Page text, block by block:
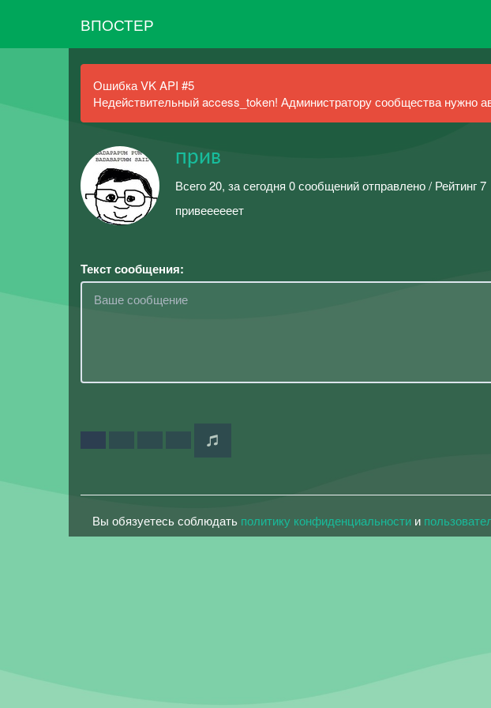
ВПОСТЕР
Ошибка VK API #5
Недействительный access_token! Администратору сообщества нужно
прив
Всего 20, за сегодня 0 сообщений отправлено / Рейтинг 7
привеееееет
Текст сообщения:
Вы обязуетесь соблюдать политику конфиденциальности и